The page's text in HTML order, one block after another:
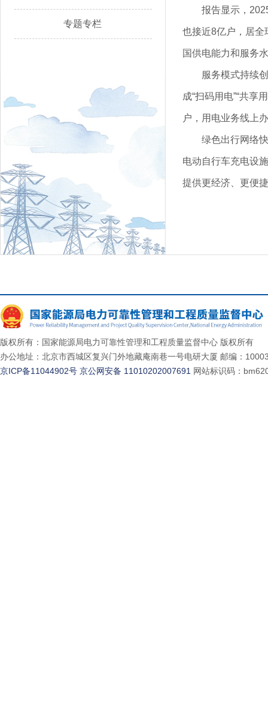
专题专栏
报告显示，
也接近8亿户，居
国供电能力和服务
服务模式持续
成“扫码用电”“共享
户，用电业务线上
绿色出行网络
电动自行车充电设
提供更经济、更便
版权所有：国家能源局电力可靠性管理和工程质量监督中心 版权所有
办公地址：北京市西城区复兴门外地藏庵南巷一号电研大厦 邮编：
京ICP备11044902号 京公网安备 11010202007691 网站标识码：